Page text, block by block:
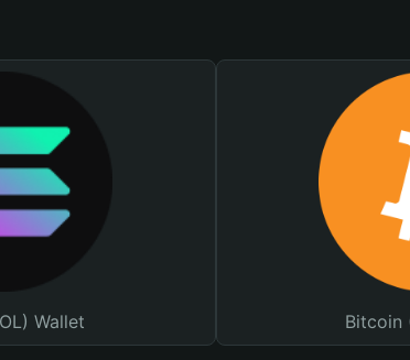
Wallet Bitcoin